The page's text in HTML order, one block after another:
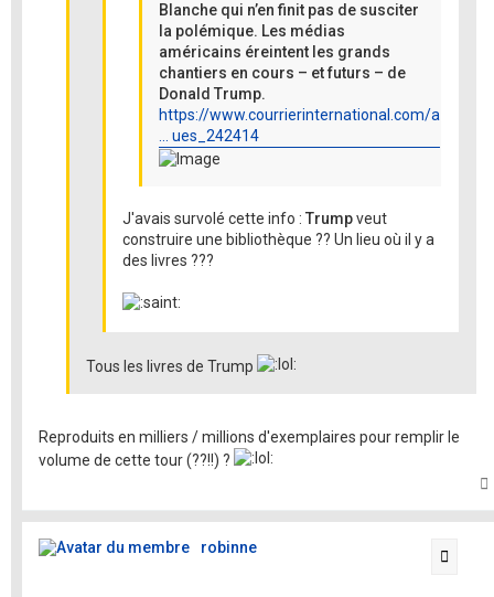
Blanche qui n’en finit pas de susciter
la polémique. Les médias
américains éreintent les grands
chantiers en cours – et futurs – de
Donald Trump.
https://www.courrierinternational.com/a
... ues_242414
J'avais survolé cette info : Trumpveut
construire une bibliothèque ?? Un lieu où il y a
des livres ???
Tous les livres de Trump
Reproduits en milliers / millions d'exemplaires pour remplir le
volume de cette tour (??!!) ?
robinne